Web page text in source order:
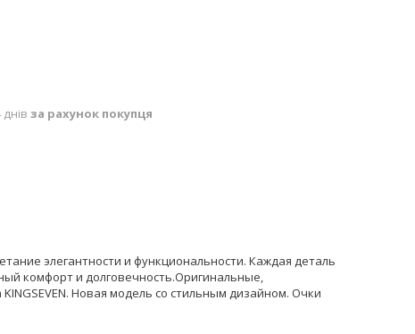
за рахунок покупця
элегантности и функциональности. Каждая деталь
комфорт и долговечность.Оригинальные,
Новая модель со стильным дизайном. Очки